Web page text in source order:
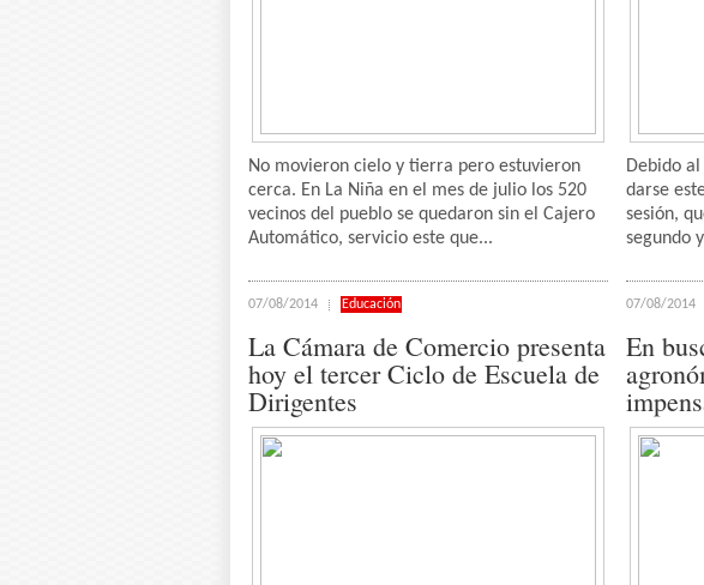
No movieron cielo y tierra pero estuvieron
cerca. En La Niña en el mes de julio los 520
vecinos del pueblo se quedaron sin el Cajero
Automático, servicio este que...
Debido
darse
sesión,
segundo
07/08/2014 Educación
La Cámara de Comercio presenta
hoy el tercer Ciclo de Escuela de
Dirigentes
07/08/2014
En